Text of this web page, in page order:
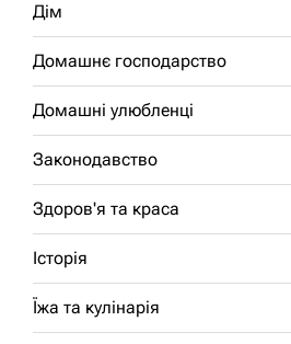
Дім
Домашнє господарство
Домашні улюбленці
Законодавство
Здоров'я та краса
Історія
Їжа та кулінарія